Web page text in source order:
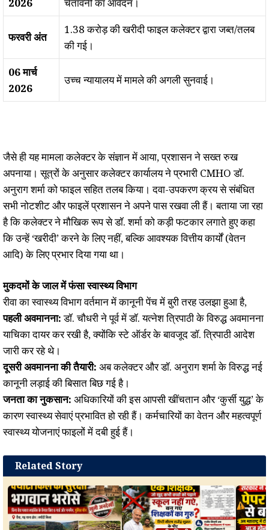
फरवरी अंत
1.38 करोड़ की खरीदी फाइल कलेक्टर द्वारा जब्त/तलब
की गई।
06 मार्च
2026
उच्च न्यायालय में मामले की अगली सुनवाई।
जैसे ही यह मामला कलेक्टर के संज्ञान में आया, प्रशासन ने सख्त रुख
अपनाया। सूत्रों के अनुसार कलेक्टर कार्यालय ने प्रभारी CMHO डॉ.
अनुराग शर्मा को फाइल सहित तलब किया। दवा-उपकरण क्रय से संबंधित
सभी नोटशीट और फाइलें प्रशासन ने अपने पास रखवा ली हैं। बताया जा रहा
है कि कलेक्टर ने मौखिक रूप से डॉ. शर्मा को कड़ी फटकार लगाते हुए कहा
कि उन्हें ‘खरीदी’ करने के लिए नहीं, बल्कि आवश्यक वित्तीय कार्यों (वेतन
आदि) के लिए प्रभार दिया गया था।
मुकदमों के जाल में फंसा स्वास्थ्य विभाग
रीवा का स्वास्थ्य विभाग वर्तमान में कानूनी पेंच में बुरी तरह उलझा हुआ है,
पहली अवमानना:डॉ. चौधरी ने पूर्व में डॉ. यत्नेश त्रिपाठी के विरुद्ध अवमानना
याचिका दायर कर रखी है, क्योंकि स्टे ऑर्डर के बावजूद डॉ. त्रिपाठी आदेश
जारी कर रहे थे।
दूसरी अवमानना की तैयारी: अब कलेक्टर और डॉ. अनुराग शर्मा के विरुद्ध नई
कानूनी लड़ाई की बिसात बिछ गई है।
जनता का नुकसान: अधिकारियों की इस आपसी खींचतान और ‘कुर्सी युद्ध’ के
कारण स्वास्थ्य सेवाएं प्रभावित हो रही हैं। कर्मचारियों का वेतन और महत्वपूर्ण
स्वास्थ्य योजनाएं फाइलों में दबी हुई हैं।
Related Story